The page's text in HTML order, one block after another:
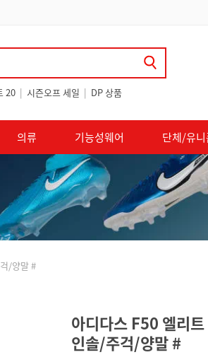
20 | 시즌오프 세일 | DP 상품
의류 기능성웨어 단체/유
/양말 #
아디다스 F50 엘리
인솔/주걱/양말 #